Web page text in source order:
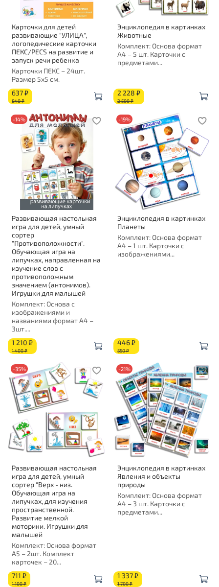
Карточки для детей
развивающие "УЛИЦА",
логопедические карточки
ПЕКС/PECS на развитие и
запуск речи ребенка
Карточки ПЕКС – 24шт.
Размер 5х5 см.
637 ₽
840 ₽
Энциклопедия в картинках
Животные
Комплект: Основа формат
А4 – 5 шт. Карточки с
предметами...
2 228 ₽
2 500 ₽
-14%
Развивающая настольная
игра для детей, умный
сортер
"Противоположности".
Обучающая игра на
липучках, направленная на
изучение слов с
противоположным
значением (антонимов).
Игрушки для малышей
Комплект: Основа с
изображениями и
названиями формат А4 –
3шт....
1 210 ₽
1 400 ₽
-19%
Энциклопедия в картинках
Планеты
Комплект: Основа формат
А4 – 1 шт. Карточки с
изображениями...
446 ₽
550 ₽
-35%
Развивающая настольная
игра для детей, умный
сортер "Верх - низ.
Обучающая игра на
липучках, для изучения
пространственной.
Развитие мелкой
моторики. Игрушки для
малышей
Комплект: Основа формат
А5 – 2шт. Комплект
карточек – 20...
711 ₽
1 100 ₽
-21%
Энциклопедия в картинках
Явления и объекты
природы
Комплект: Основа формат
А4 – 3 шт. Карточки с
предметами...
1 337 ₽
1 700 ₽